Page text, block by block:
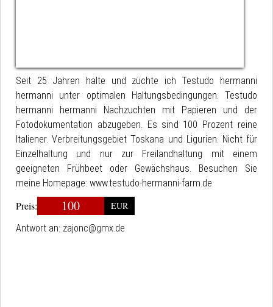
Seit 25 Jahren halte und züchte ich Testudo hermanni
hermanni unter optimalen Haltungsbedingungen. Testudo
hermanni hermanni Nachzuchten mit Papieren und der
Fotodokumentation abzugeben. Es sind 100 Prozent reine
Italiener. Verbreitungsgebiet Toskana und Ligurien. Nicht für
Einzelhaltung und nur zur Freilandhaltung mit einem
geeigneten Frühbeet oder Gewächshaus. Besuchen Sie
meine Homepage: www.testudo-hermanni-farm.de
Preis: 100
EUR
Antwort an: zajonc@gmx.de